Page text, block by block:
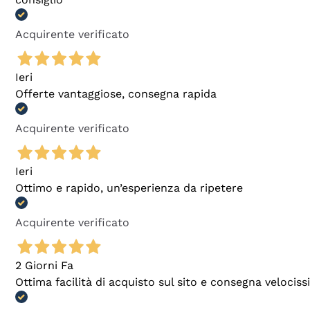
Acquirente verificato
Ieri
Offerte vantaggiose, consegna rapida
Acquirente verificato
Ieri
Ottimo e rapido, un’esperienza da ripetere
Acquirente verificato
2 Giorni Fa
Ottima facilità di acquisto sul sito e consegna